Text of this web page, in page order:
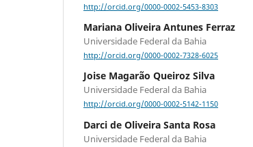
http://orcid.org/0000-0002-5453-8303
Mariana Oliveira Antunes Ferraz
Universidade Federal da Bahia
http://orcid.org/0000-0002-7328-6025
Joise Magarão Queiroz Silva
Universidade Federal da Bahia
http://orcid.org/0000-0002-5142-1150
Darci de Oliveira Santa Rosa
Universidade Federal da Bahia